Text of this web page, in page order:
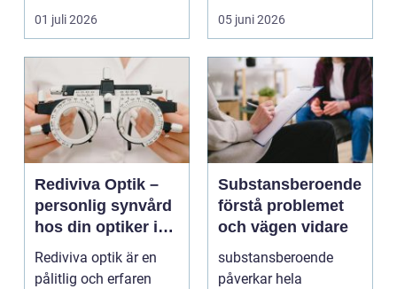
för...
01 juli 2026
senare år har en ny typ
av prod...
05 juni 2026
Rediviva Optik –
personlig synvård
hos din optiker i
Uppsala
Rediviva optik är en
pålitlig och erfaren
Substansberoende
förstå problemet
och vägen vidare
substansberoende
påverkar hela